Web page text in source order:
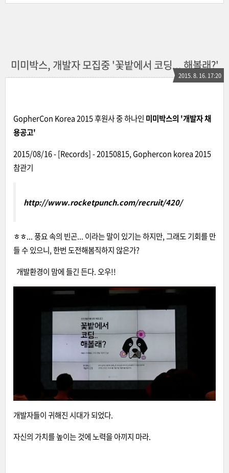
미미박스, 개발자 모집중 '꽃밭에서 코딩... 해볼래?'
2015. 8. 16. 17:20
GopherCon Korea 2015 후원사 중 하나인 미미박스의 '개발자 채
용공고'
2015/08/16 - [Records] - 20150815, Gophercon korea 2015
참관기
http://www.rocketpunch.com/recruit/420/
ㅎㅎ... 풍요 속의 빈곤... 이라는 말이 있기는 하지만, 그래도 기회를 만
들 수 있으니, 한번 도전해봄직하지 않은가?
개발환경이 맘에 들긴 든다. 오우!!
개발자들이 귀해진 시대가 되었다.
자신의 가치를 높이는 것에 노력을 아끼지 마라.